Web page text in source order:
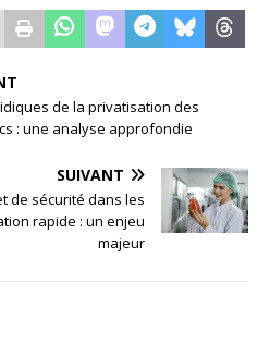
de la privatisation des
: une analyse approfondie
SUIVANT
de sécurité dans les
rapide : un enjeu
majeur